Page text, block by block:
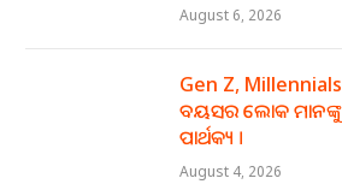
August 6, 2026
Gen Z,
ବୟସର ଲୋକ
ପାର୍ଥକ୍ୟ ।
August 4, 2026